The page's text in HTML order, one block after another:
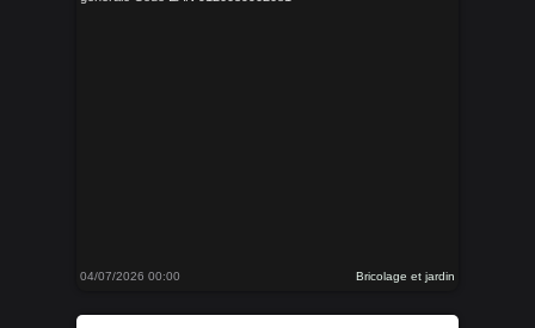
04/07/2026 00:00 Bricolage et jardin